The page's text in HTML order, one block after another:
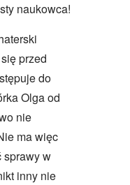
naukowca!
przed
do
Olga od
nie
ma więc
sprawy w
inny nie